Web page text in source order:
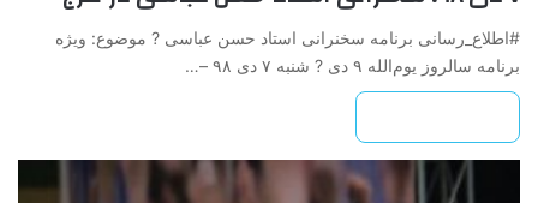
#اطلاع_رسانی برنامه سخنرانی استاد حسن عباسی ? موضوع: ویژه
برنامه سالروز یوم‌الله ۹ دی ? شنبه ۷ دی ۹۸ –…